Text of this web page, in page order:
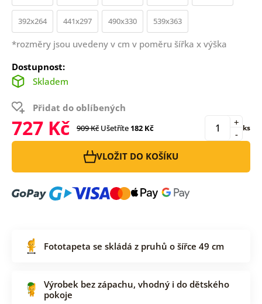
392x264 441x297 490x330 539x363
*rozměry jsou uvedeny v cm v poměru šířka x výška
Dostupnost:
Skladem
Přidat do oblíbených
727 Kč 909 Kč Ušetříte182 Kč -
+ ks
VLOŽIT DO KOŠÍKU
Fototapeta se skládá z pruhů o šířce 49 cm
Výrobek bez zápachu, vhodný i do dětského
pokoje